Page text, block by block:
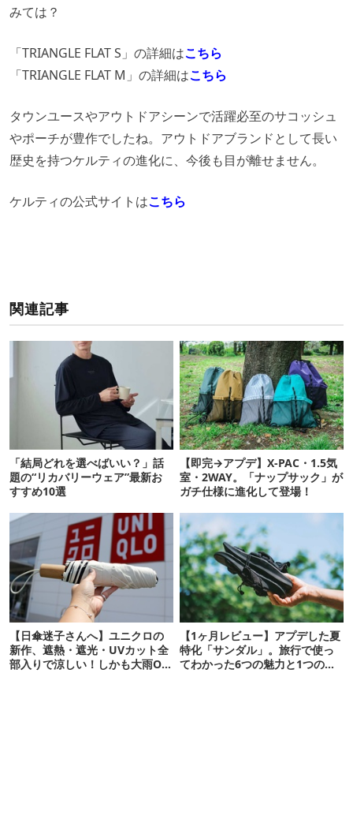
みては？
「TRIANGLE FLAT S」の詳細はこちら
「TRIANGLE FLAT M」の詳細はこちら
タウンユースやアウトドアシーンで活躍必至のサコッシュ
やポーチが豊作でしたね。アウトドアブランドとして長い
歴史を持つケルティの進化に、今後も目が離せません。
ケルティの公式サイトはこちら
関連記事
「結局どれを選べばいい？」話
題の“リカバリーウェア”最新お
すすめ10選
【即完→アプデ】X-PAC・1.5気
室・2WAY。「ナップサック」が
ガチ仕様に進化して登場！
【日傘迷子さんへ】ユニクロの
新作、遮熱・遮光・UVカット全
部入りで涼しい！しかも大雨OK
【1ヶ月レビュー】アプデした夏
特化「サンダル」。旅行で使っ
てわかった6つの魅力と1つの注